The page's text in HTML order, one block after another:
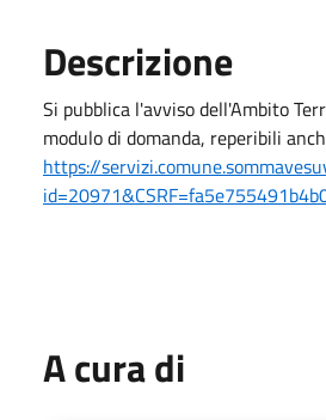
Descrizione
Si pubblica l'avviso dell'Ambito
modulo di domanda, reperibili
https://
A cura di